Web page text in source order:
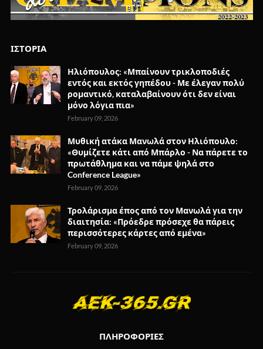
ΙΣΤΟΡΙΑ
Ηλιόπουλος: «Μπαίνουν τρικλοποδιές
εντός και εκτός γηπέδου - Με έλεγαν πολύ
ρομαντικό, καταλαβαίνουν ότι δεν είναι
μόνο λόγια πια»
February 09, 2026
Μυθική ατάκα Μανωλά στον Ηλιόπουλο:
«Θυμίζετε κάτι από Μπάρλο - Να πάρετε το
πρωτάθλημα και να πάμε ψηλά στο
Conference League»
February 09, 2026
Τρολάρισμα έπος από τον Μανωλά για την
διαιτησία: «Πρόεδρε πρόσεχε θα πάρεις
περισσότερες κάρτες από εμένα»
February 09, 2026
ΠΛΗΡΟΦΟΡΙΕΣ